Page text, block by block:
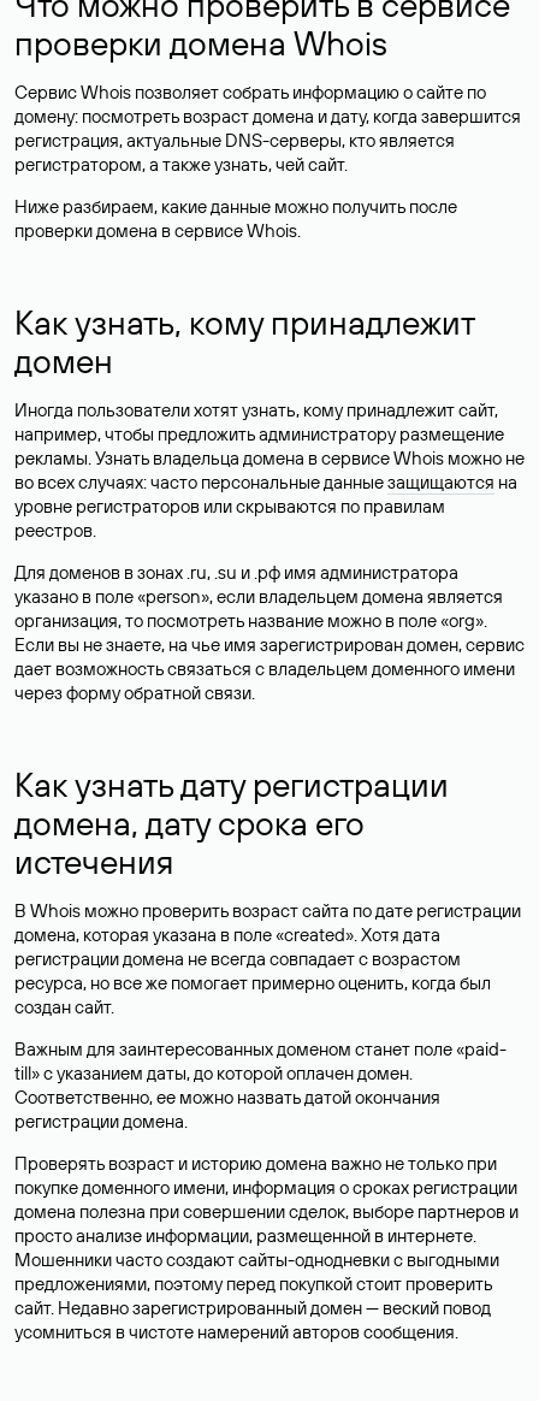
проверки домена Whois
Сервис Whois позволяет собрать информацию о сайте по
домену: посмотреть возраст домена и дату, когда завершится
регистрация, актуальные DNS-серверы, кто является
регистратором, а также узнать, чей сайт.
Ниже разбираем, какие данные можно получить после
проверки домена в сервисе Whois.
Как узнать, кому принадлежит
домен
Иногда пользователи хотят узнать, кому принадлежит сайт,
например, чтобы предложить администратору размещение
рекламы. Узнать владельца домена в сервисе Whois можно не
во всех случаях: часто персональные данныезащищаются на
уровне регистраторов или скрываются по правилам
реестров.
Для доменов в зонах .ru, .su и .рф имя администратора
указано в поле «person», если владельцем домена является
организация, то посмотреть название можно в поле «org».
Если вы не знаете, на чье имя зарегистрирован домен, сервис
дает возможность связаться с владельцем доменного имени
через форму обратной связи.
Как узнать дату регистрации
домена, дату срока его
истечения
В Whois можно проверить возраст сайта по дате регистрации
домена, которая указана в поле «created». Хотя дата
регистрации домена не всегда совпадает с возрастом
ресурса, но все же помогает примерно оценить, когда был
создан сайт.
Важным для заинтересованных доменом станет поле «paid-
till» с указанием даты, до которой оплачен домен.
Соответственно, ее можно назвать датой окончания
регистрации домена.
Проверять возраст и историю домена важно не только при
покупке доменного имени, информация о сроках регистрации
домена полезна при совершении сделок, выборе партнеров и
просто анализе информации, размещенной в интернете.
Мошенники часто создают сайты-однодневки с выгодными
предложениями, поэтому перед покупкой стоит проверить
сайт. Недавно зарегистрированный домен — веский повод
усомниться в чистоте намерений авторов сообщения.